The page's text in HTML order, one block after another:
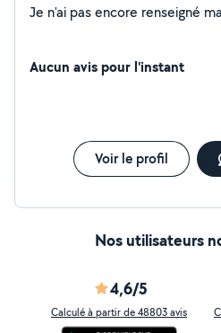
Aucun avis pour l'instant
Voir le profil
Nos utilisateurs
4,6/5
Calculé à partir de 48803 avis